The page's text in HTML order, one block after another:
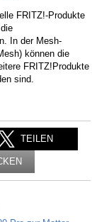
FRITZ!-Produkte
In der Mesh-
können die
FRITZ!Produkte
sind.
TEILEN